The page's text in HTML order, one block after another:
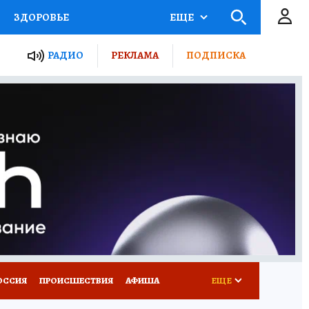
ЗДОРОВЬЕ
РОССИИ
ПУТЕВОДИТЕЛЬ
ПОТРЕБИТЕЛЯ
ЕЩЕ
РАДИО РЕКЛАМА ПОДПИСКА
ПРОИСШЕСТВИЯ АФИША ЕЩЕ